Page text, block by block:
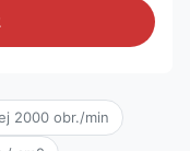
2000 obr./min